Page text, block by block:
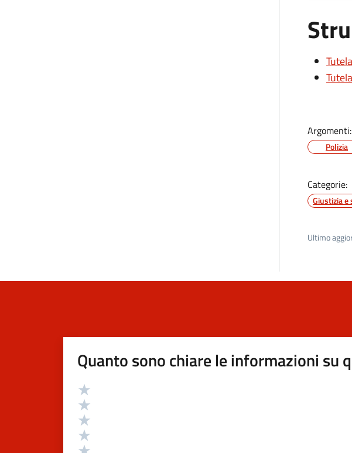
Argomenti:
Polizia
Categorie:
Giustizia e
Ultimo
Quanto sono chiare le informazioni su
Valutazione